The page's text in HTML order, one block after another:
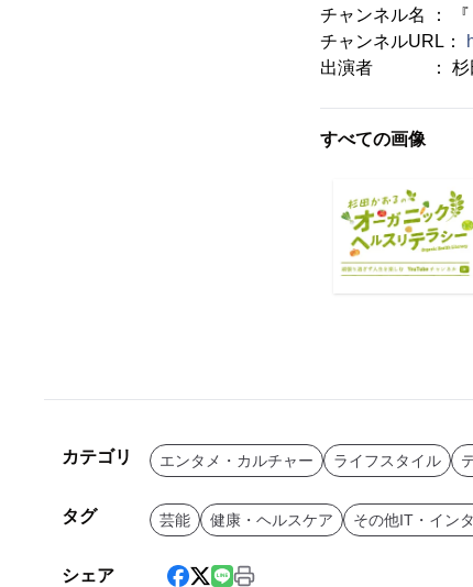
チャンネル名 ：
チャンネルURL：
出演者 ： 杉
すべての画像
カテゴリ エンタメ・カルチャー ライフスタイル
タグ 芸能 健康・ヘルスケア その他IT・イン
シェア